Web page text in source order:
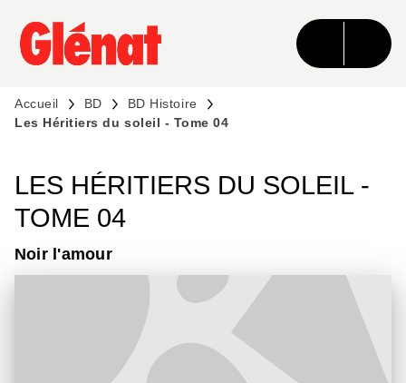
MENU RECHERCHE CONTENU
PIED DE PAGE
Accueil BD
BD Histoire
Les Héritiers du soleil - Tome 04
LES HÉRITIERS DU SOLEIL -
TOME 04
Noir l'amour